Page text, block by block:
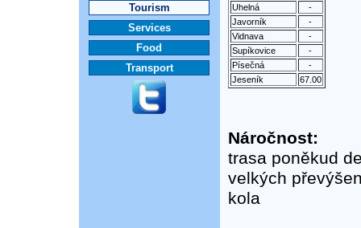
Tourism
Services
Food
Transport
Uhelná
-
Javorník
-
Vidnava
-
Supíkovice
-
Písečná
-
Jeseník
67.00
Náročnost:
trasa poněkud
velkých
kola